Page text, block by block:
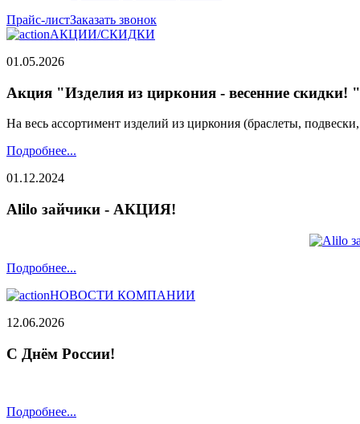
Прайс-листЗаказать звонок
АКЦИИ/СКИДКИ
01.05.2026
Акция "Изделия из циркония - весенние скидки! "
На весь ассортимент изделий из циркония (браслеты,
Подробнее...
01.12.2024
Alilo зайчики - АКЦИЯ!
Подробнее...
НОВОСТИ КОМПАНИИ
12.06.2026
С Днём России!
Подробнее...